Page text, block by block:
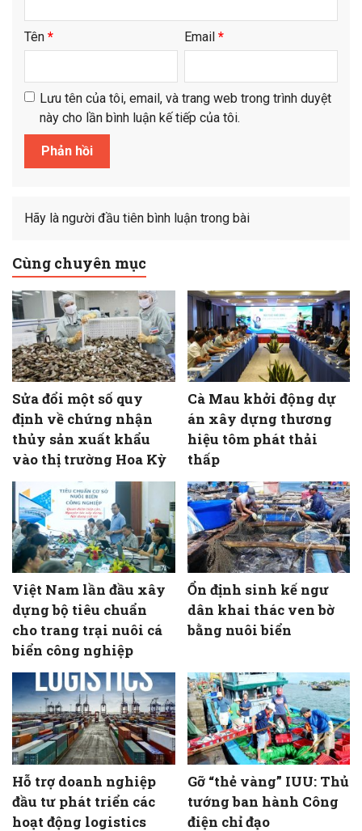
Tên * Email *
Lưu tên của tôi, email, và trang web trong trình duyệt
này cho lần bình luận kế tiếp của tôi.
Hãy là người đầu tiên bình luận trong bài
Cùng chuyên mục
Sửa đổi một số quy
định về chứng nhận
thủy sản xuất khẩu
vào thị trường Hoa Kỳ
Cà Mau khởi động dự
án xây dựng thương
hiệu tôm phát thải
thấp
Việt Nam lần đầu xây
dựng bộ tiêu chuẩn
cho trang trại nuôi cá
biển công nghiệp
Ổn định sinh kế ngư
dân khai thác ven bờ
bằng nuôi biển
Hỗ trợ doanh nghiệp
đầu tư phát triển các
hoạt động logistics
Gỡ “thẻ vàng” IUU: Thủ
tướng ban hành Công
điện chỉ đạo